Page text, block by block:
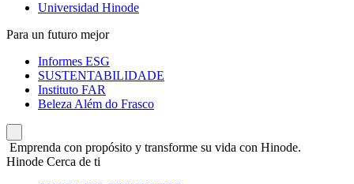
Universidad Hinode
Para un futuro mejor
Informes ESG
SUSTENTABILIDADE
Instituto FAR
Beleza Além do Frasco
Emprenda con propósito y transforme su vida con Hinode.
Hinode Cerca de ti